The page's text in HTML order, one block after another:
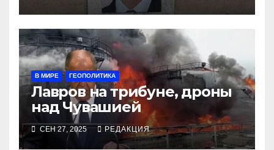
В МИРЕ ГЕОПОЛИТИКА
Лавров на трибуне, дроны
над Чувашией
СЕН 27, 2025 РЕДАКЦИЯ